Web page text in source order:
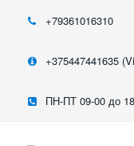
+79361016310
+375447441635
ПН-ПТ 09-00 до